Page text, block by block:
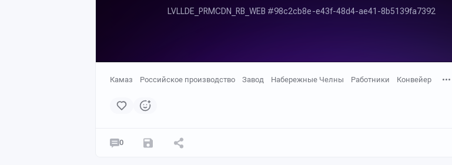
Камаз Российское производство Завод Набережные Челны Работники Конвейер
0